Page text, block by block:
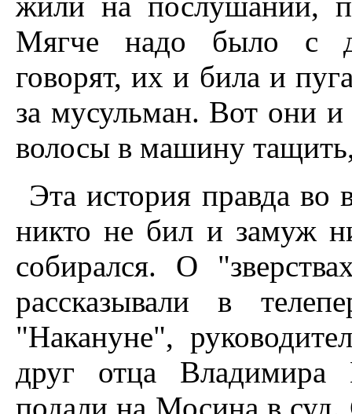
Мягче надо было с
говорят, их и била и
за мусульман. Вот они
волосы в машину
Эта история правда во
никто не бил и замуж
собирался. О
рассказывали в
"Накануне",
друг отца